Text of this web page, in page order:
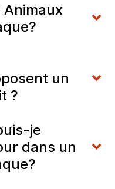
un
?
je
dans un